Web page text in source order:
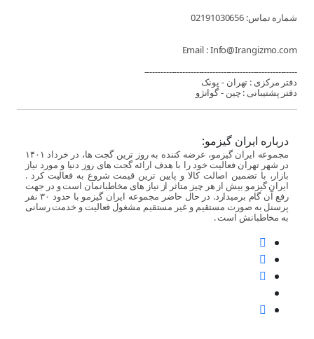
شماره تماس: 02191030656
Email : Info@Irangizmo.com
--------------------------------------------------------
دفتر مرکزی : تهران - پونک
دفتر پشتیبانی : چین - گوانژو
درباره ایران گیزمو:
مجموعه ایران گیزمو، عرضه کننده به روز ترین گجت ها، در خرداد ۱۴۰۱
در شهر تهران فعالیت خود را با هدف ارائه گجت های روز دنیا و مورد نیاز
بازار، با تضمین اصالت کالا و پایین ترین قیمت شروع به فعالیت کرد .
ایران گیزمو بیش از هر چیز متاثر از نیاز های مخاطبانمان است و در جهت
رفع آن گام برمیدارد. در حال حاضر مجموعه ایران گیزمو با حدود ۳۰ نفر
پرسنل به صورت مستقیم و غیر مستقیم مشغول فعالیت و خدمت رسانی
به مخاطبانش است .